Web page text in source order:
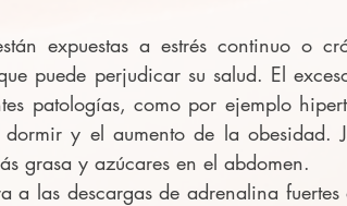
expuestas a estrés continuo o
puede perjudicar su salud. El
patologías, como por ejemplo
y el aumento de la obesidad.
grasa y azúcares en el abdomen.
a las descargas de adrenalina